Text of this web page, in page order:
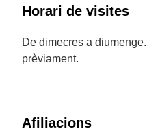
Horari de visites
De dimecres a
prèviament.
Afiliacions